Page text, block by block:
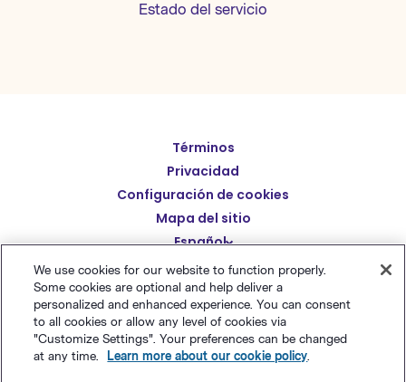
Estado del servicio
Términos
Privacidad
Configuración de cookies
Mapa del sitio
Español
English
Deutsch
繁體中文
简体中文
日本語
Italiano
Português (BR)
© Polaris Software, LLC 粤ICP备14001834号
Benchmark
Email® es una marca comercial registrada de
Software, LLC
We use cookies for our website to function properly.
Some cookies are optional and help deliver a
personalized and enhanced experience. You can consent
to all cookies or allow any level of cookies via
"Customize Settings". Your preferences can be changed
at any time.
Learn more about our cookie policy.